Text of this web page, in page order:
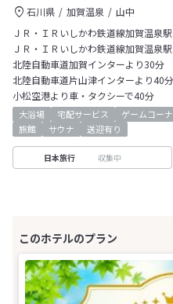
石川県 加賀温泉
山中
ＪＲ・ＩＲいしかわ鉄道線加賀温泉
ＪＲ・ＩＲいしかわ鉄道線加賀温泉
北陸自動車道加賀インターより30分
北陸自動車道片山津インターより40分
小松空港より車・タクシーで40分
大浴場 宅配サービス ゲームコー
旅館
サウナ 送迎有り
日本旅行 収集中